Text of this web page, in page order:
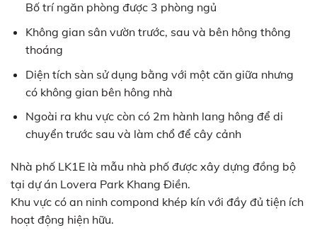
Bố trí ngăn phòng được 3 phòng ngủ
Không gian sân vườn trước, sau và bên hông thông
thoáng
Diện tích sàn sử dụng bằng với một căn giữa nhưng
có không gian bên hông nhà
Ngoài ra khu vực còn có 2m hành lang hông để di
chuyển trước sau và làm chổ để cây cảnh
Nhà phố LK1E là mẫu nhà phố được xây dựng đồng bộ
tại dự án Lovera Park Khang Điền.
Khu vực có an ninh compond khép kín với đầy đủ tiện ích
hoạt động hiện hữu.